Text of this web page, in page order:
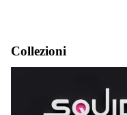
Collezioni